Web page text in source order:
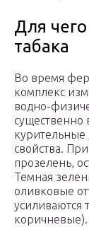
Для
табака
Во время
комплекс
водно-
существенно
курительные
свойства.
прозелень,
Темная
оливковые
усиливаются
коричневые).